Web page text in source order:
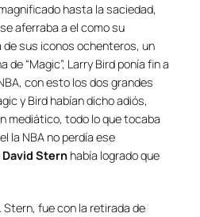
hasta la saciedad,
aferraba a el como su
sus iconos ochenteros, un
de “Magic”, Larry Bird ponía fin a
con esto los dos grandes
y Bird habían dicho adiós,
mediático, todo lo que tocaba
la NBA no perdía ese
David Stern había logrado que
Stern, fue con la retirada de